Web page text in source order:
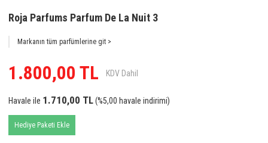
Roja Parfums Parfum De La Nuit 3
Markanın tüm parfümlerine git >
1.800,00 TL KDV Dahil
Havale ile 1.710,00 TL(%5,00 havale indirimi)
Hediye Paketi Ekle